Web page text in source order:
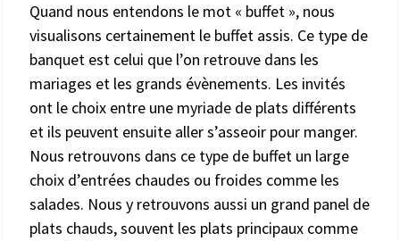
Quand nous entendons le mot « buffet », nous
visualisons certainement le buffet assis. Ce type de
banquet est celui que l’on retrouve dans les
mariages et les grands évènements. Les invités
ont le choix entre une myriade de plats différents
et ils peuvent ensuite aller s’asseoir pour manger.
Nous retrouvons dans ce type de buffet un large
choix d’entrées chaudes ou froides comme les
salades. Nous y retrouvons aussi un grand panel de
plats chauds, souvent les plats principaux comme